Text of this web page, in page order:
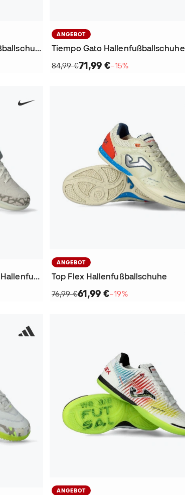
Tiempo Street Gato Hallenfußballschuhe
ANGEBOT
Tiempo Gato Hallenfußballschuhe
84,99 €71,99 €−15%
Tiempo Street Gato x Jordan Hallenfußballschuhe
ANGEBOT
Top Flex Hallenfußballschuhe
76,99 €61,99 €−19%
ANGEBOT